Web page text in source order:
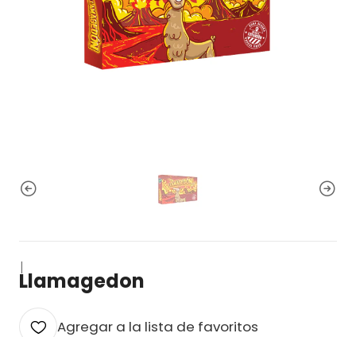
|
Llamagedon
Agregar a la lista de favoritos